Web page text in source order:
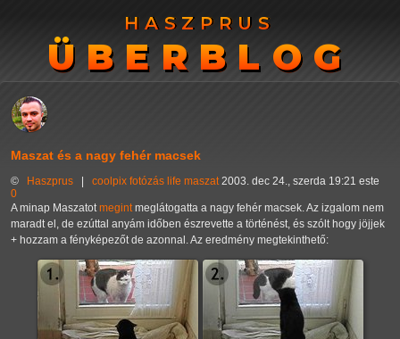
HASZPRUS
ÜBERBLOG
HASZPRUS
ÜBERBLOG
Maszat és a nagy fehér macsek
© Haszprus coolpix fotózás life maszat 2003. dec 24., szerda 19:21 este
0
A minap Maszatotmegintmeglátogatta a nagy fehér macsek. Az izgalom nem
maradt el, de ezúttal anyám időben észrevette a történést, és szólt hogy jöjjek
+ hozzam a fényképezőt de azonnal. Az eredmény megtekinthető: